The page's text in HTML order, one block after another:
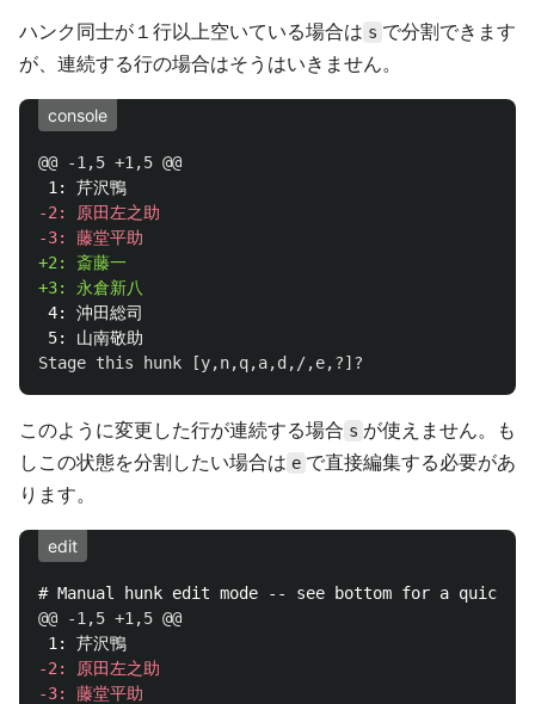
ハンク同士が１行以上空いている場合は s で分割できます
が、連続する行の場合はそうはいきません。
console
@@ -1,5 +1,5 @@
-2: 原田左之助
+2: 斎藤一
4: 沖田総司
このように変更した行が連続する場合 s が使えません。も
しこの状態を分割したい場合は e で直接編集する必要があ
ります。
edit
@@ -1,5 +1,5 @@
-2: 原田左之助